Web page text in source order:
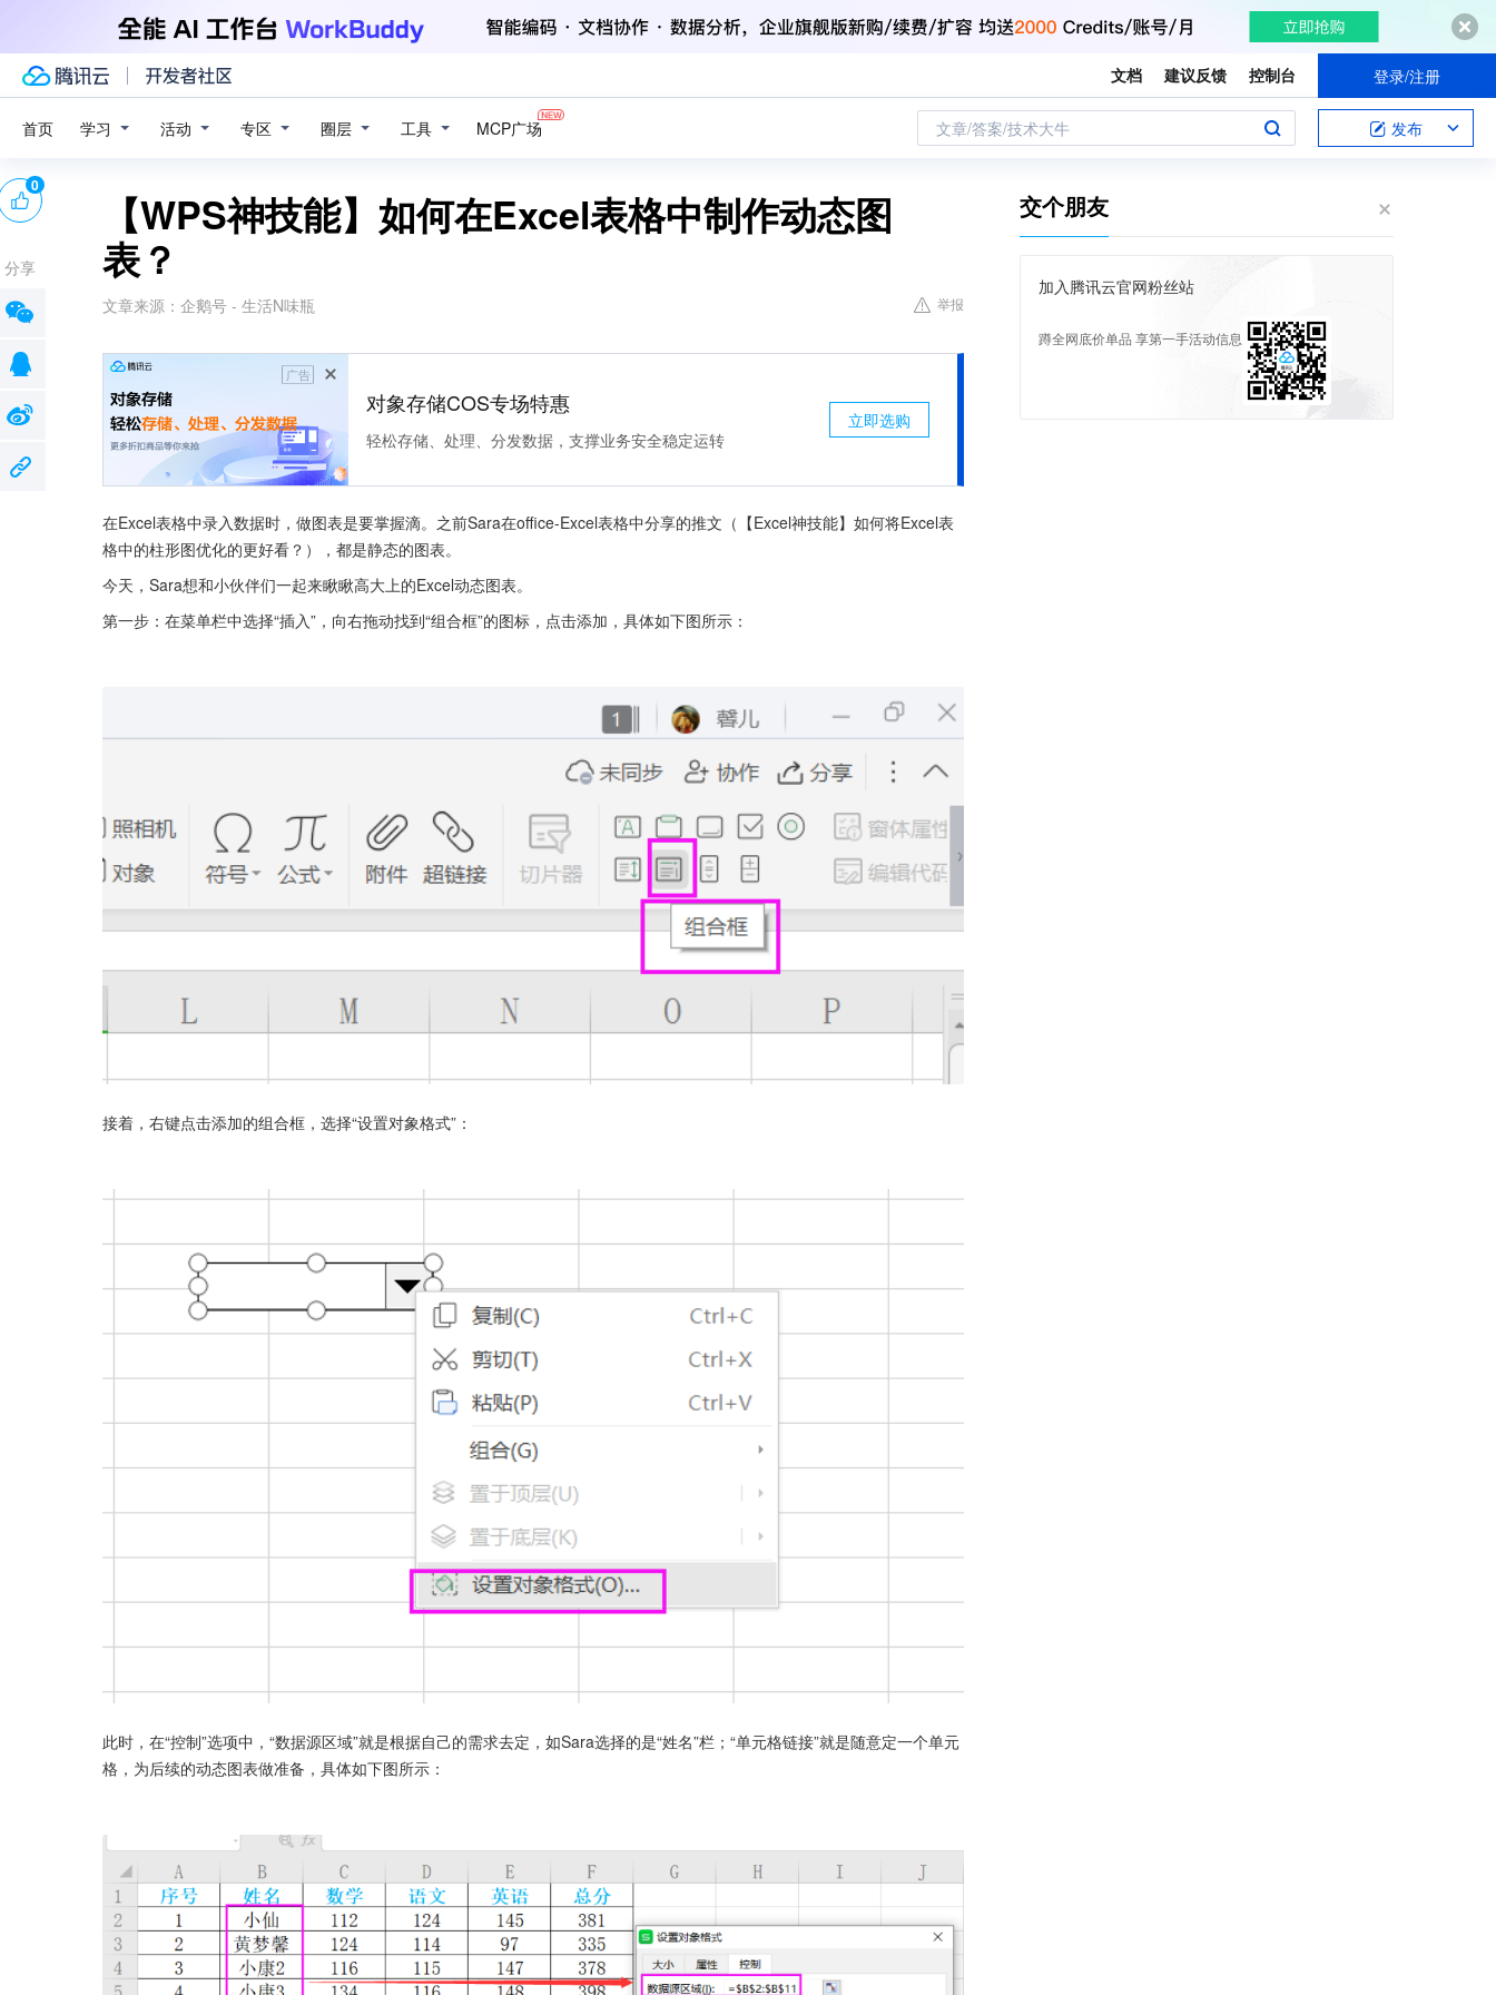
文档 建议反馈 控制台 登录/注册
首页 学习 活动 专区 圈层 工具 MCP广场 文章/答案/技术大牛 发布
【WPS神技能】如何在Excel表格中制作动态图
表？
文章来源： 企鹅号 - 生活N味瓶 举报
广告
对象存储COS专场特惠
轻松存储、处理、分发数据，支撑业务安全稳定运转
立即选购
在Excel表格中录入数据时，做图表是要掌握滴。之前Sara在office-Excel表格中分享的推文（【Excel神技能】如何将Excel表
格中的柱形图优化的更好看？），都是静态的图表。
今天，Sara想和小伙伴们一起来瞅瞅高大上的Excel动态图表。
第一步：在菜单栏中选择“插入”，向右拖动找到“组合框”的图标，点击添加，具体如下图所示：
接着，右键点击添加的组合框，选择“设置对象格式”：
此时，在“控制”选项中，“数据源区域”就是根据自己的需求去定，如Sara选择的是“姓名”栏；“单元格链接”就是随意定一个单元
格，为后续的动态图表做准备，具体如下图所示：
0
分享
交个朋友
加入腾讯云官网粉丝站
蹲全网底价单品 享第一手活动信息